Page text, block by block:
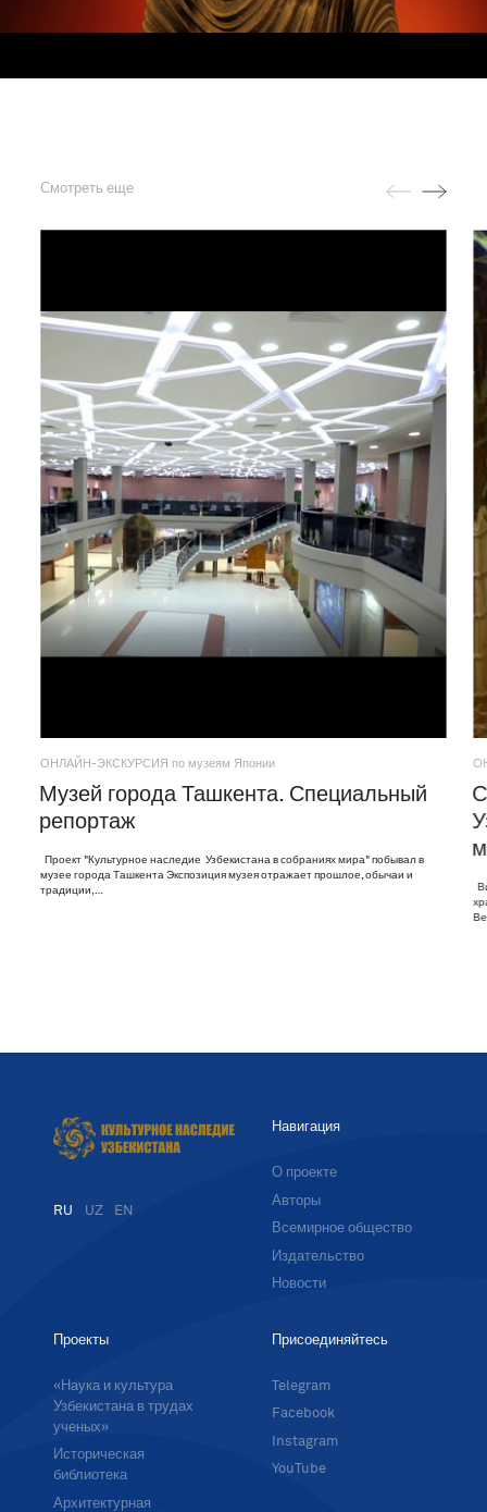
Смотреть еще
ОНЛАЙН-ЭКСКУРСИЯ по музеям Японии
Музей города Ташкента. Специальный
репортаж
Проект "Культурное наследие Узбекистана в собраниях мира" побывал в
музее города Ташкента Экспозиция музея отражает прошлое, обычаи и
традиции,…
RU UZ EN
Навигация
О проекте
Авторы
Всемирное общество
Издательство
Новости
Проекты
«Наука и культура
Узбекистана в трудах
ученых»
Историческая
библиотека
Архитектурная
Присоединяйтесь
Telegram
Facebook
Instagram
YouTube